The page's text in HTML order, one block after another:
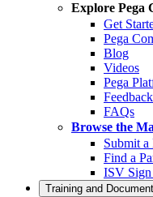
Explore Pega
Get
Pega
Blog
Videos
Pega
FAQs
Browse the
Submit
Find a
ISV
Training and